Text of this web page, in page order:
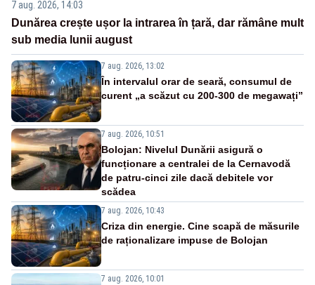
7 aug. 2026, 14:03
Dunărea crește ușor la intrarea în țară, dar rămâne mult
sub media lunii august
7 aug. 2026, 13:02
În intervalul orar de seară, consumul de
curent „a scăzut cu 200-300 de megawați”
7 aug. 2026, 10:51
Bolojan: Nivelul Dunării asigură o
funcționare a centralei de la Cernavodă
de patru-cinci zile dacă debitele vor
scădea
7 aug. 2026, 10:43
Criza din energie. Cine scapă de măsurile
de raționalizare impuse de Bolojan
7 aug. 2026, 10:01